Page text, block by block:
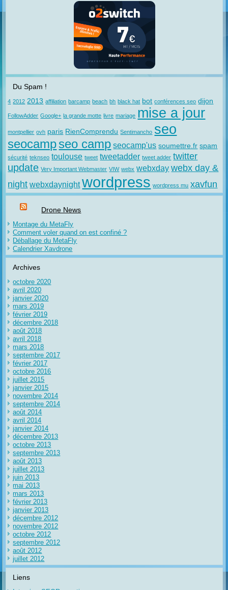
Du Spam !
4 2012 2013 affiliation barcamp beach bh black hat bot conférences seo dijon
FollowAdder Google+ la grande motte livre mariage mise a jour
montpellier ovh paris RienComprendu Sentimancho seo
seocampseo camp seocamp'us soumettre.fr spam
sécurité teknseo toulouse tweet tweetadder tweet adder twitter
update Very Important Webmaster VIW webx webxday webx day &
night webxdaynight wordpress wordpress mu xavfun
Drone News
Montage du MetaFly
Comment voler quand on est confiné ?
Déballage du MetaFly
Calendrier Xavdrone
Archives
octobre 2020
avril 2020
janvier 2020
mars 2019
février 2019
décembre 2018
août 2018
avril 2018
mars 2018
septembre 2017
février 2017
octobre 2016
juillet 2015
janvier 2015
novembre 2014
septembre 2014
août 2014
avril 2014
janvier 2014
décembre 2013
octobre 2013
septembre 2013
août 2013
juillet 2013
juin 2013
mai 2013
mars 2013
février 2013
janvier 2013
décembre 2012
novembre 2012
octobre 2012
septembre 2012
août 2012
juillet 2012
Liens